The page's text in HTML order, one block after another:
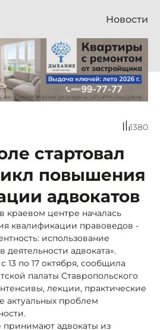
Новости
1380
стартовал
повышения
адвокатов
краевом центре началась
квалификации правоведов -
использование
деятельности адвоката».
13 по 17 октября, сообщила
палаты Ставропольского
лекции, практические
актуальных проблем
принимают адвокаты из